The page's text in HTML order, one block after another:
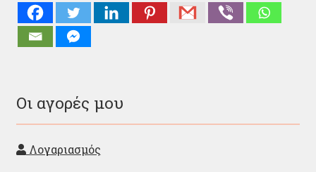
Οι αγορές μου
Λογαριασμός